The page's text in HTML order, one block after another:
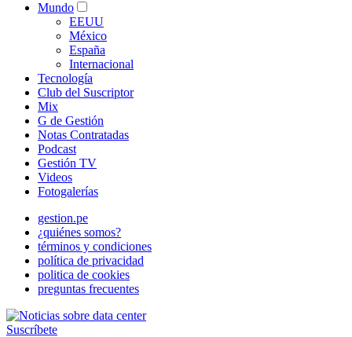
Mundo
EEUU
México
España
Internacional
Tecnología
Club del Suscriptor
Mix
G de Gestión
Notas Contratadas
Podcast
Gestión TV
Videos
Fotogalerías
gestion.pe
¿quiénes somos?
términos y condiciones
política de privacidad
politica de cookies
preguntas frecuentes
Suscríbete